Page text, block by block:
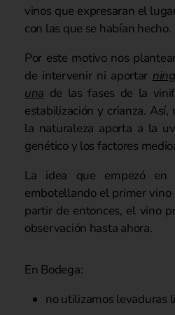
vinos que expresaran el
con las que se habían hecho.
Por este motivo nos
de intervenir ni aportar
una de las fases de la
estabilización y crianza.
la naturaleza aporta a la
genético y los factores
La idea que empezó en
embotellando el primer
partir de entonces, el vino
observación hasta ahora.
En Bodega:
no utilizamos levaduras